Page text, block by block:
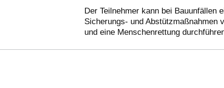
Der Teilnehmer kann bei Bauunfällen
Sicherungs- und Abstützmaßnahmen
und eine Menschenrettung